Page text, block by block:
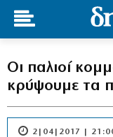
Οι παλιοί
κρύψουμε τα
2|04|2017 |